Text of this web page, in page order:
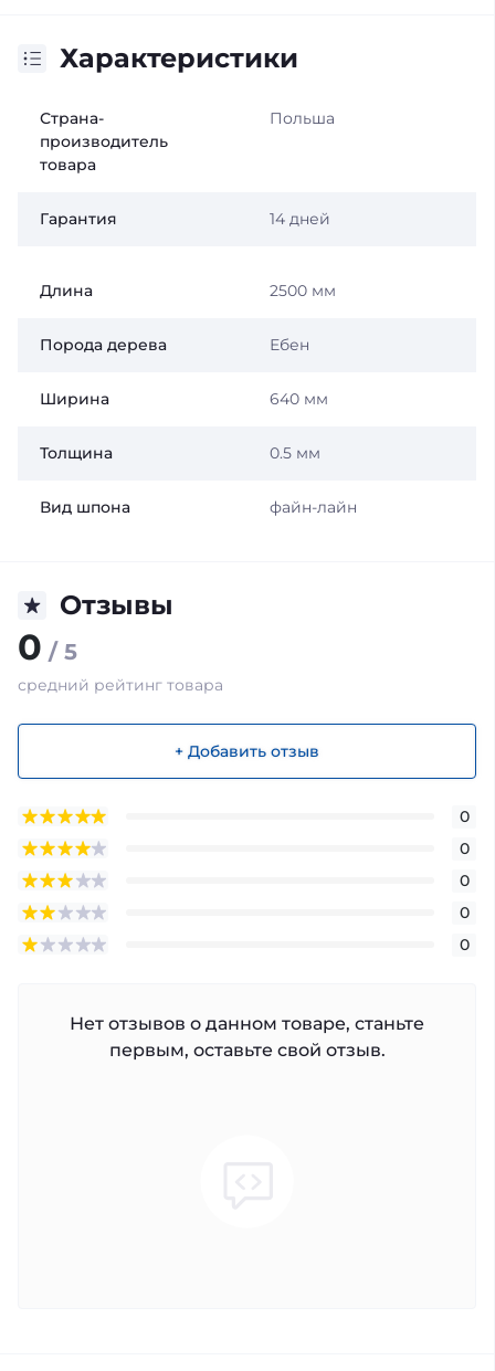
Характеристики
Страна-
производитель
товара
Польша
Гарантия 14 дней
Длина 2500 мм
Порода дерева Ебен
Ширина 640 мм
Толщина 0.5 мм
Вид шпона файн-лайн
Отзывы
0 / 5
средний рейтинг товара
+ Добавить отзыв
0
0
0
0
0
Нет отзывов о данном товаре, станьте
первым, оставьте свой отзыв.